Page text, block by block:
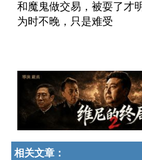
和魔鬼做交易，被耍了才
为时不晚，只是难受
相关文章：